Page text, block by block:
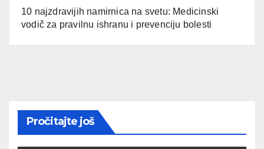
10 najzdravijih namirnica na svetu: Medicinski
vodič za pravilnu ishranu i prevenciju bolesti
Pročitajte još